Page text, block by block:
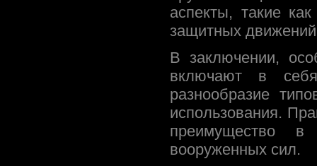
аспекты, такие
защитных
В заключении,
включают в
разнообразие
использования.
преимущество
вооруженных сил.